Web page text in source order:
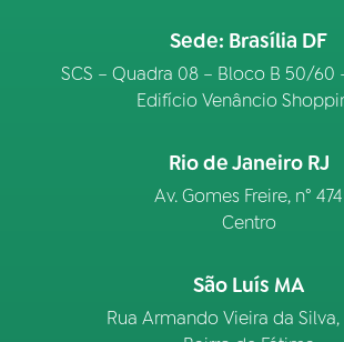
Sede: Brasília DF
SCS – Quadra 08 – Bloco B 50/60
Edifício Venâncio
Rio de Janeiro RJ
Av. Gomes Freire, n° 474
Centro
São Luís MA
Rua Armando Vieira da Silva,